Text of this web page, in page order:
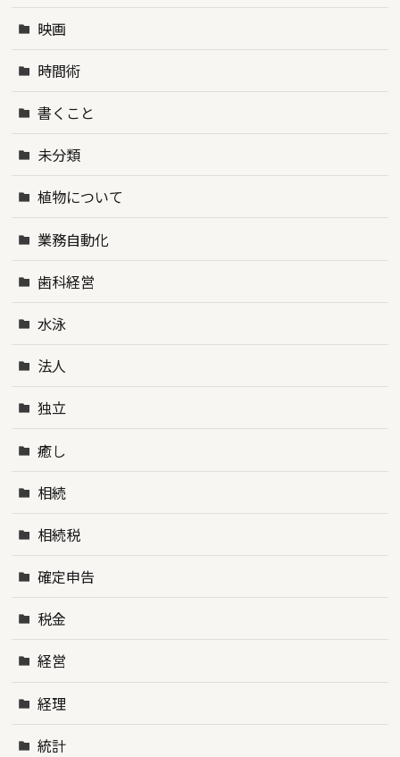
映画
時間術
書くこと
未分類
植物について
業務自動化
歯科経営
水泳
法人
独立
癒し
相続
相続税
確定申告
税金
経営
経理
統計